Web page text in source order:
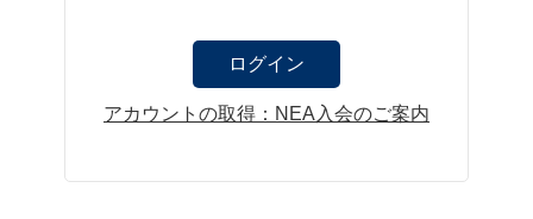
アカウントの取得：NEA入会のご案内